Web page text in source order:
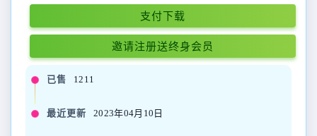
支付下载
邀请注册送终身会员
已售 1211
最近更新 2023年04月10日